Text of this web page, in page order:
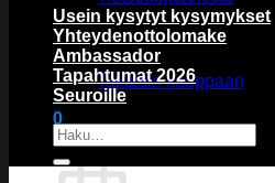
Ostoskori on tyhjä.
Takaisin kauppaan
0
Ostoskori
Usein kysytyt kysymykset
Yhteydenottolomake
Ambassador
Tapahtumat 2026
Seuroille
Etsi: